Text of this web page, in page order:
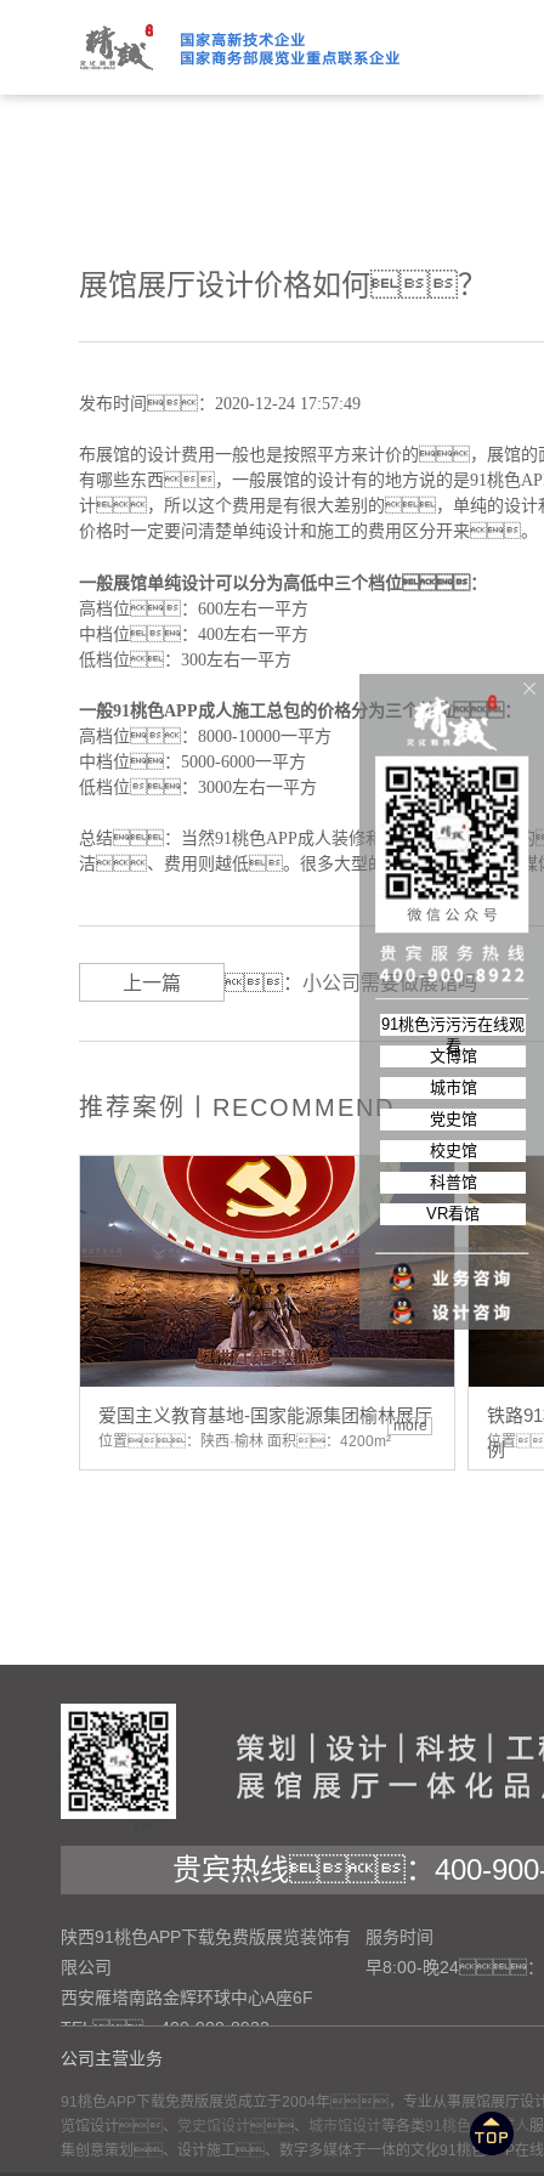
91桃色APP下载免费版,91
展馆展厅设计价格如何？
发布时间：2020-12-24 17:57:49
布展馆的设计费用一般也是按照平方来计价的，展
有哪些东西，一般展馆的设计有的地方说的是91桃色
计，所以这个费用是有很大差别的，单纯的设计
价格时一定要问清楚单纯设计和施工的费用区分开来。
一般展馆单纯设计可以分为高低中三个档位：
高档位： 600左右一平方
中档位： 400左右一平方
低档位： 300左右一平方
一般91桃色APP成人施工总包的价格分为三个档位：
高档位： 8000-10000一平方
中档位： 5000-6000一平方
低档位： 3000左右一平方
总结：当然91桃色APP成人装修和房子装修也是一
洁、费用则越低。很多大型的博物馆需要很多多
上一篇 ： 小公司需要做展馆吗
推荐案例丨RECOMMEND
爱国主义教育基地-国家能源集团榆林展厅
位置：陕西·榆林 面积：4200m²
more
铁路
例
位置
贵宾热线：400-
陕西91桃色APP下载免费版展览装饰有
限公司
西安雁塔南路金辉环球中心A座6F
TEL：400-900-8922
服务时间
早8:00-晚24：
公司主营业务
91桃色APP下载免费版展览成立于2004年，专业从事展馆展厅
览馆设计、 党史馆设计、 城市馆设计等各类91桃色APP成人
集创意策划、设计施工、数字多媒体于一体的文化91桃色APP在
91桃色污污污在线观
看
文博馆
城市馆
党史馆
校史馆
科普馆
VR看馆
网站地图